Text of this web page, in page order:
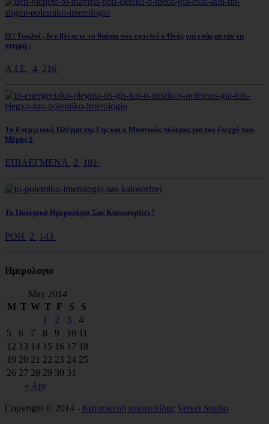
Ω ! Τυφλοί , δεν βλέπετε το θαύμα που εκτελεί ο Θεός για εσάς αυτήν τη
στιγμή ;
Α.Ι.Σ. 4 216
Το Ενεργειακό Πλέγμα της Γης και ο Μυστικός πόλεμος για τον έλεγχό του.
Μέρος 1
ΕΠΙΛΕΓΜΕΝΑ 2 181
Το Πολεμικό Ημερολόγιο Σας Καλωσορίζει !
ΡΟΗ 2 143
Ημερολoγιο
May 2014
M T W T F S S
« Apr
1 2 3
4
5
6 7 8 9 10 11
12 13 14 15 16 17 18
19 20 21 22 23 24 25
26 27 28 29 30 31
Copyright © 2014 - Κατασκευή ιστοσελίδας Velvet Studio